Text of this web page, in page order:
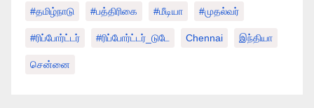
#தமிழ்நாடு #பத்திரிகை #மீடியா #முதல்வர்
#ரிப்போர்ட்டர் #ரிப்போர்ட்டர்_டுடே Chennai இந்தியா
சென்னை